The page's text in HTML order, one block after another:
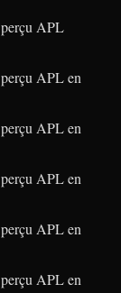
APL
APL en
APL en
APL en
APL en
APL en